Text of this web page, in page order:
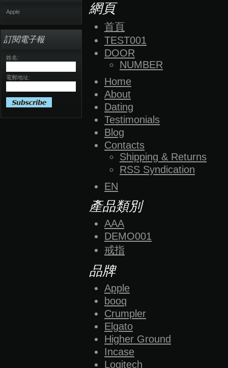
Apple
訂閱電子報
姓名:
電郵地址:
網頁
首頁
TEST001
DOOR
NUMBER
Home
About
Dating
Testimonials
Blog
Contacts
Shipping & Returns
RSS Syndication
EN
產品類別
AAA
DEMO001
戒指
品牌
Apple
booq
Crumpler
Elgato
Higher Ground
Incase
Logitech